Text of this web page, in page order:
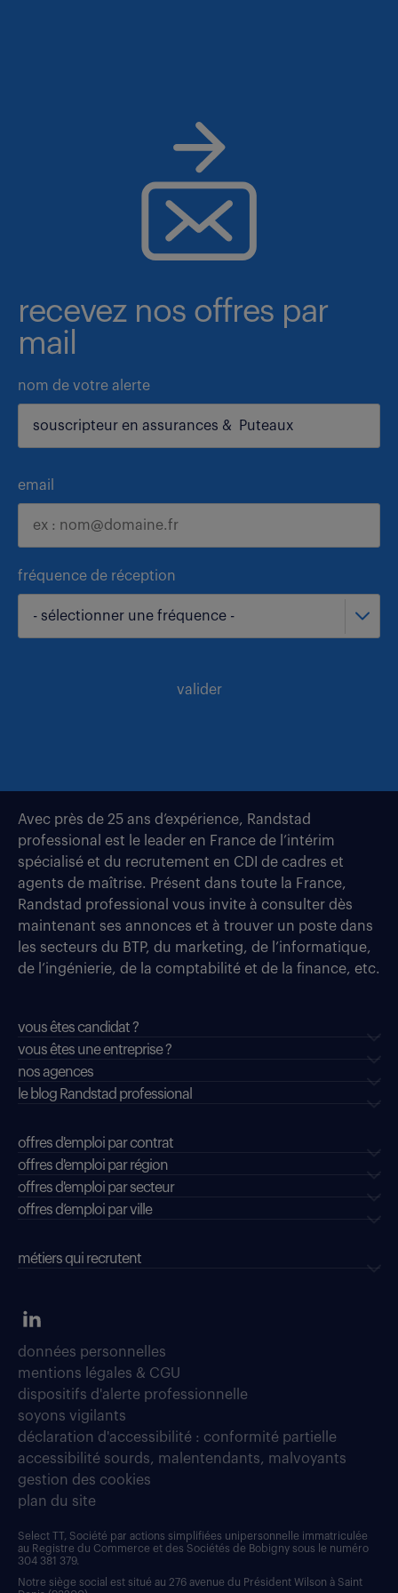
recevez nos offres par
mail
nom de votre alerte
email
fréquence de réception
- sélectionner une fréquence -
valider
Avec près de 25 ans d’expérience, Randstad
professional est le leader en France de l’intérim
spécialisé et du recrutement en CDI de cadres et
agents de maîtrise. Présent dans toute la France,
Randstad professional vous invite à consulter dès
maintenant ses annonces et à trouver un poste dans
les secteurs du BTP, du marketing, de l’informatique,
de l’ingénierie, de la comptabilité et de la finance, etc.
vous êtes candidat ?
vous êtes une entreprise ?
nos agences
le blog Randstad professional
offres d'emploi par contrat
offres d'emploi par région
offres d'emploi par secteur
offres d’emploi par ville
métiers qui recrutent
données personnelles
mentions légales & CGU
dispositifs d'alerte professionnelle
soyons vigilants
déclaration d'accessibilité : conformité partielle
accessibilité sourds, malentendants, malvoyants
gestion des cookies
plan du site
Select TT, Société par actions simplifiées unipersonnelle immatriculée
au Registre du Commerce et des Sociétés de Bobigny sous le numéro
304 381 379.
Notre siège social est situé au 276 avenue du Président Wilson à Saint